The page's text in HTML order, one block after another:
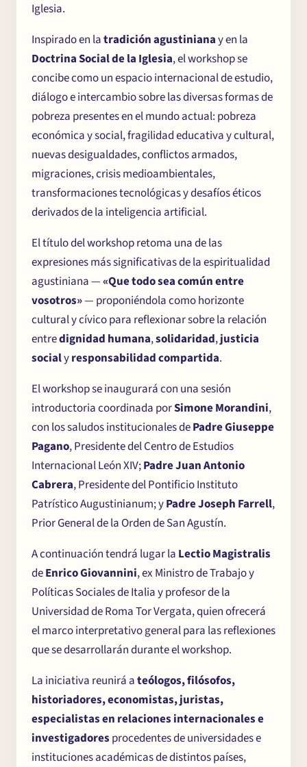
×
Iglesia.
Inspirado en latradición agustinianay en la
Doctrina Social de la Iglesia, el workshop se
concibe como un espacio internacional de estudio,
diálogo e intercambio sobre las diversas formas de
pobreza presentes en el mundo actual: pobreza
económica y social, fragilidad educativa y cultural,
nuevas desigualdades, conflictos armados,
migraciones, crisis medioambientales,
transformaciones tecnológicas y desafíos éticos
derivados de la inteligencia artificial.
El título del workshop retoma una de las
expresiones más significativas de la espiritualidad
agustiniana —«Que todo sea común entre
vosotros»— proponiéndola como horizonte
cultural y cívico para reflexionar sobre la relación
entredignidad humana,solidaridad,justicia
socialyresponsabilidad compartida.
El workshop se inaugurará con una sesión
introductoria coordinada porSimone Morandini,
con los saludos institucionales dePadre Giuseppe
Pagano, Presidente del Centro de Estudios
Internacional León XIV;Padre Juan Antonio
Cabrera, Presidente del Pontificio Instituto
Patrístico Augustinianum; yPadre Joseph Farrell,
Prior General de la Orden de San Agustín.
A continuación tendrá lugar la Lectio Magistralis
deEnrico Giovannini, ex Ministro de Trabajo y
Políticas Sociales de Italia y profesor de la
Universidad de Roma Tor Vergata, quien ofrecerá
el marco interpretativo general para las reflexiones
que se desarrollarán durante el workshop.
La iniciativa reunirá ateólogos, filósofos,
historiadores, economistas, juristas,
especialistas en relaciones internacionales e
investigadores procedentes de universidades e
instituciones académicas de distintos países,